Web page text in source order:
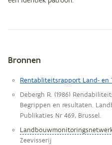
Metagegevens
Bronnen
Rentabliteitsrapport Land- en
Debergh R. (1986)
Begrippen en resultaten.
Publikaties Nr 469, Brussel.
Zeevisserij